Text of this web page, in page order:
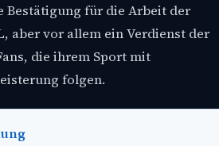
Bestätigung für die Arbeit der
aber vor allem ein Verdienst der
die ihrem Sport mit
folgen.